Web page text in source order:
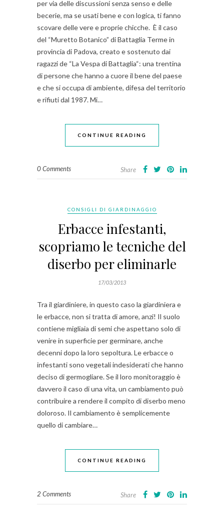
per via delle discussioni senza senso e delle
becerie, ma se usati bene e con logica, ti fanno
scovare delle vere e proprie chicche. È il caso
del “Muretto Botanico” di Battaglia Terme in
provincia di Padova, creato e sostenuto dai
ragazzi de “La Vespa di Battaglia“: una trentina
di persone che hanno a cuore il bene del paese
e che si occupa di ambiente, difesa del territorio
e rifiuti dal 1987. Mi…
CONTINUE READING
0 Comments Share
CONSIGLI DI GIARDINAGGIO
Erbacce infestanti,
scopriamo le tecniche del
diserbo per eliminarle
17/03/2013
Tra il giardiniere, in questo caso la giardiniera e
le erbacce, non si tratta di amore, anzi! Il suolo
contiene migliaia di semi che aspettano solo di
venire in superficie per germinare, anche
decenni dopo la loro sepoltura. Le erbacce o
infestanti sono vegetali indesiderati che hanno
deciso di germogliare. Se il loro monitoraggio è
davvero il caso di una vita, un cambiamento può
contribuire a rendere il compito di diserbo meno
doloroso. Il cambiamento è semplicemente
quello di cambiare…
CONTINUE READING
2 Comments Share